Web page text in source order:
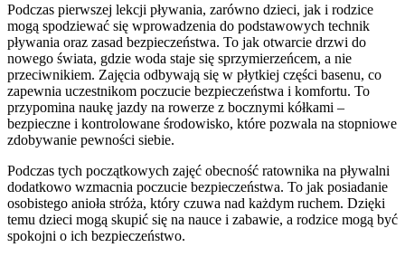
Podczas pierwszej lekcji pływania, zarówno dzieci, jak i rodzice
mogą spodziewać się wprowadzenia do podstawowych technik
pływania oraz zasad bezpieczeństwa. To jak otwarcie drzwi do
nowego świata, gdzie woda staje się sprzymierzeńcem, a nie
przeciwnikiem. Zajęcia odbywają się w płytkiej części basenu, co
zapewnia uczestnikom poczucie bezpieczeństwa i komfortu. To
przypomina naukę jazdy na rowerze z bocznymi kółkami –
bezpieczne i kontrolowane środowisko, które pozwala na stopniowe
zdobywanie pewności siebie.
Podczas tych początkowych zajęć obecność ratownika na pływalni
dodatkowo wzmacnia poczucie bezpieczeństwa. To jak posiadanie
osobistego anioła stróża, który czuwa nad każdym ruchem. Dzięki
temu dzieci mogą skupić się na nauce i zabawie, a rodzice mogą być
spokojni o ich bezpieczeństwo.